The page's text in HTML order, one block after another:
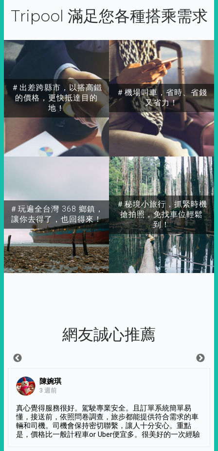
Tripool 滿足您各種搭乘需求
＃出差跨縣市，以搭高鐵
的價格，更快抵達目的
地！
＃玩遍全台灣 368 鄉鎮，
讓你去得了，也回得來！
＃秘境小旅行，抓緊時機
搶拍照，免找車位輕鬆
到！
＃機場叫車，省時、省錢
又省力！
網友誠心推薦
陳婉琪
3 週前
真心覺得服務很好。駕駛專業安全。且訂單系統簡單易
懂，接送前，依照問卷調查，旅步都能提供符合需求的車
輛和司機。司機會保持密切聯繫，讓人十分安心。重點
是，價格比一般計程車or Uber便宜多。很美好的一次經驗